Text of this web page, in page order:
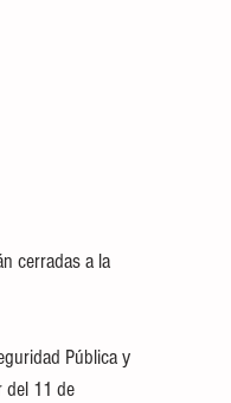
cerradas a la
Pública y
del 11 de